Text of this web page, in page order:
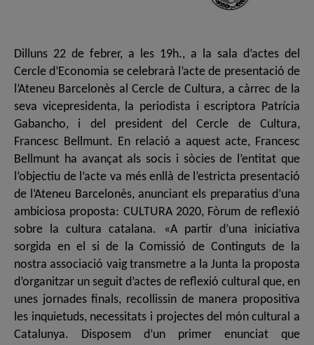
Dilluns 22 de febrer, a les 19h., a la sala d’actes del
Cercle d’Economia se celebrarà l’acte de presentació de
l’Ateneu Barcelonès al Cercle de Cultura, a càrrec de la
seva vicepresidenta, la periodista i escriptora Patrícia
Gabancho, i del president del Cercle de Cultura,
Francesc Bellmunt. En relació a aquest acte, Francesc
Bellmunt ha avançat als socis i sòcies de l’entitat que
l’objectiu de l’acte va més enllà de l’estricta presentació
de l’Ateneu Barcelonès, anunciant els preparatius d’una
ambiciosa proposta: CULTURA 2020, Fòrum de reflexió
sobre la cultura catalana. «A partir d’una iniciativa
sorgida en el si de la Comissió de Continguts de la
nostra associació vaig transmetre a la Junta la proposta
d’organitzar un seguit d’actes de reflexió cultural que, en
unes jornades finals, recollissin de manera propositiva
les inquietuds, necessitats i projectes del món cultural a
Catalunya. Disposem d’un primer enunciat que